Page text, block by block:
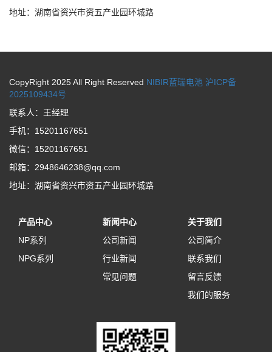
地址：湖南省资兴市资五产业园环城路
CopyRight 2025 All Right Reserved NIBIR蓝瑞电池 沪ICP备
2025109434号
联系人：王经理
手机：15201167651
微信：15201167651
邮箱：2948646238@qq.com
地址：湖南省资兴市资五产业园环城路
产品中心
NP系列
NPG系列
新闻中心
公司新闻
行业新闻
常见问题
关于我们
公司简介
联系我们
留言反馈
我们的服务